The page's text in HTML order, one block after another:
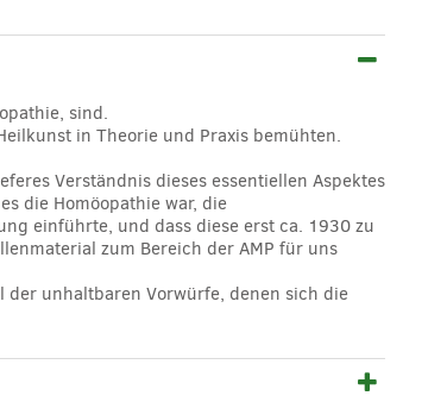
sind.
in Theorie und Praxis bemühten.
Verständnis dieses essentiellen Aspektes
die Homöopathie war, die
einführte, und dass diese erst ca. 1930 zu
zum Bereich der AMP für uns
unhaltbaren Vorwürfe, denen sich die